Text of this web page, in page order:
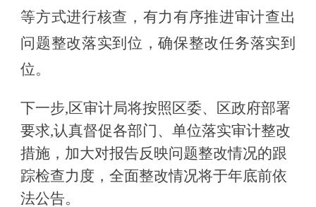
等方式进行核查，有力有序推进审计查出
问题整改落实到位 ，确保整改任务落实到
位。
下一步,区审计局将按照区委、区政府部署
要求,认真督促各部门、单位落实审计整改
措施，加大对报告反映问题整改情况的跟
踪检查力度，全面整改情况将于年底前依
法公告。